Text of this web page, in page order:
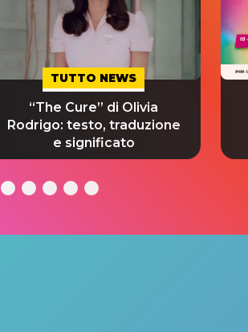
TUTTO NEWS
“The Cure” di Olivia
Rodrigo: testo, traduzione
e significato